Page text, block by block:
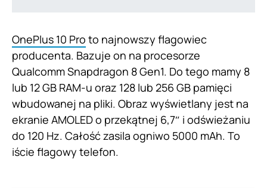
OnePlus 10 Pro to najnowszy flagowiec
producenta. Bazuje on na procesorze
Qualcomm Snapdragon 8 Gen1. Do tego mamy 8
lub 12 GB RAM-u oraz 128 lub 256 GB pamięci
wbudowanej na pliki. Obraz wyświetlany jest na
ekranie AMOLED o przekątnej 6,7″ i odświeżaniu
do 120 Hz. Całość zasila ogniwo 5000 mAh. To
iście flagowy telefon.